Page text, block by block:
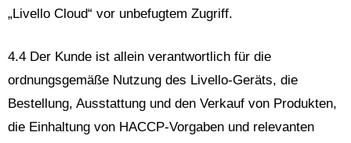
„Livello Cloud“ vor unbefugtem Zugriff.
4.4 Der Kunde ist allein verantwortlich für die
ordnungsgemäße Nutzung des Livello-Geräts, die
Bestellung, Ausstattung und den Verkauf von Produkten,
die Einhaltung von HACCP-Vorgaben und relevanten